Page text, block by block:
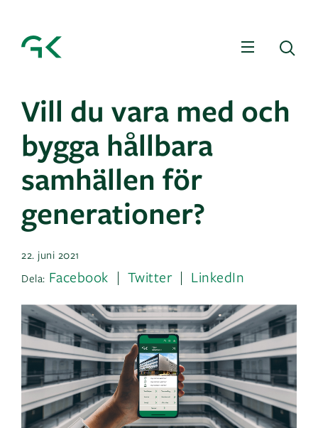
Meny
Vill du vara med och
bygga hållbara
samhällen för
generationer?
22. juni 2021
Dela: Facebook Twitter LinkedIn